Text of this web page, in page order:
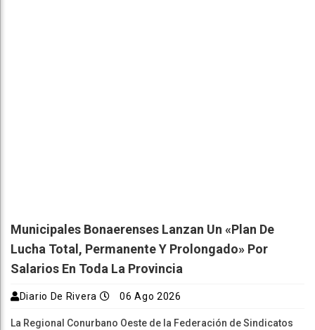
Municipales Bonaerenses Lanzan Un «plan De
Lucha Total, Permanente Y Prolongado» Por
Salarios En Toda La Provincia
Diario De Rivera 06 Ago 2026
La Regional Conurbano Oeste de la Federación de Sindicatos